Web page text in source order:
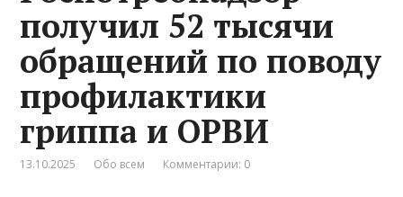
получил 52 тысячи
обращений по поводу
профилактики
гриппа и ОРВИ
13.10.2025 Обо всем Комментарии: 0